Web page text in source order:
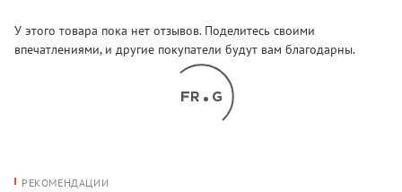
У этого товара пока нет отзывов. Поделитесь своими
впечатлениями, и другие покупатели будут вам благодарны.
РЕКОМЕНДАЦИИ